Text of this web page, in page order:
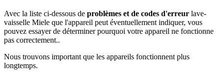
Avec la liste ci-dessous de problèmes et de codes d'erreur lave-
vaisselle Miele que l'appareil peut éventuellement indiquer, vous
pouvez essayer de déterminer pourquoi votre appareil ne fonctionne
pas correctement..
Nous trouvons important que les appareils fonctionnent plus
longtemps.